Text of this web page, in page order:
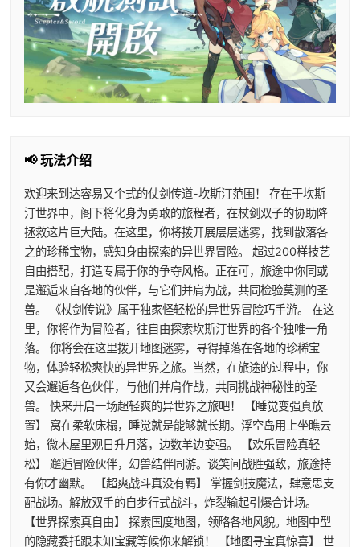
📢 玩法介绍
欢迎来到达容易又个式的仗剑传道-坎斯汀范围！ 存在于坎斯
汀世界中，阁下将化身为勇敢的旅程者，在杖剑双子的协助降
拯救这片巨大陆。在这里，你将拨开展层层迷雾，找到散落各
之的珍稀宝物，感知身由探索的异世界冒险。 超过200样技艺
自由搭配，打造专属于你的争夺风格。正在可，旅途中你同或
是邂逅来自各地的伙伴，与它们并肩为战，共同检验莫测的圣
兽。 《杖剑传说》属于独家怪轻松的异世界冒险巧手游。 在这
里，你将作为冒险者，往自由探索坎斯汀世界的各个独唯一角
落。 你将会在这里拨开地图迷雾，寻得掉落在各地的珍稀宝
物，体验轻松爽快的异世界之旅。当然，在旅途的过程中，你
又会邂逅各色伙伴，与他们并肩作战，共同挑战神秘性的圣
兽。 快来开启一场超轻爽的异世界之旅吧！ 【睡觉变强真放
置】 窝在柔软床榻，睡觉就是能够就长期。浮空岛用上坐瞧云
始，微木屋里观日升月落，边数羊边变强。 【欢乐冒险真轻
松】 邂逅冒险伙伴，幻兽结伴同游。谈笑间战胜强敌，旅途持
有你才幽默。 【超爽战斗真没有羁】 掌握剑技魔法，肆意思支
配战场。解放双手的自步行式战斗，炸裂输起引爆合计场。
【世界探索真自由】 探索国度地图，领略各地风貌。地图中型
的隐藏委托跟未知宝藏等候你来解锁！ 【地图寻宝真惊喜】 世